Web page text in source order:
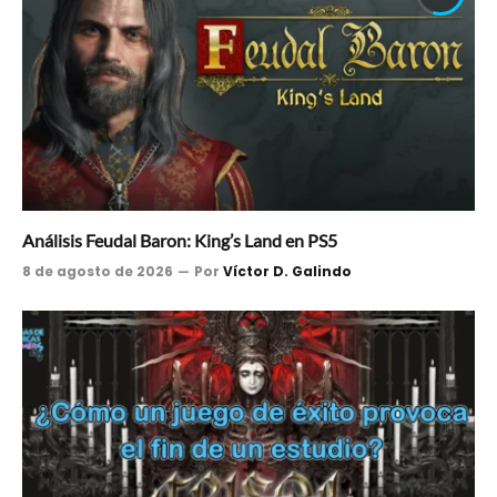
Análisis Feudal Baron: King’s Land en PS5
8 de agosto de 2026 Por Víctor D. Galindo